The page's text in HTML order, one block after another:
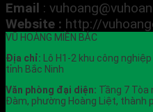
Email :
Website : http://
VŨ HOÀNG MIỀN BẮC
Địa chỉ: Lô H1-2 khu công
tỉnh Bắc Ninh
Văn phòng đại diện: Tầng 7 Tòa
Đàm, phường Hoàng Liệt, thành